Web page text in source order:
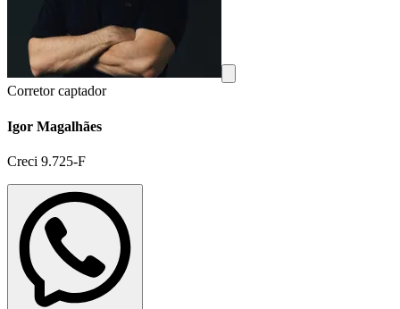
Corretor captador
Igor Magalhães
Creci 9.725-F